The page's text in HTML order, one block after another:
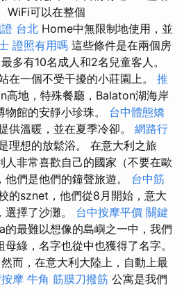
WiFi可以在整個
台北 Home中無限制地使用，並
證照有用嗎 這些條件是在兩個房
多有10名成人和2名兒童客人。
在一個不受干擾的小莊園上。 推
高地，特殊餐廳，Balaton湖海岸
館的安靜小珍珠。 台中體態矯
供溫暖，並在夏季冷卻。 網路行
理想的放鬆浴。 在意大利之旅
人非常喜歡自己的國家（不要在歐
們是他們的鐘聲旅遊。 台中筋
的sznet，他們從8月開始，意大
擇了沙灘。 台中按摩平價 關鍵
最難以想像的島嶼之一中，我們
綠，名字也從中也獲得了名字。
然而，在意大利大陸上，自動上最
摩 牛角 筋膜刀撥筋 公寓是我們